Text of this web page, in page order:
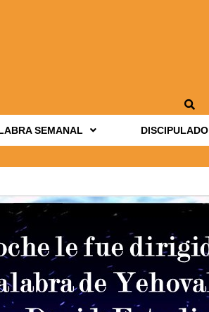
SEMANAL DISCIPULADO